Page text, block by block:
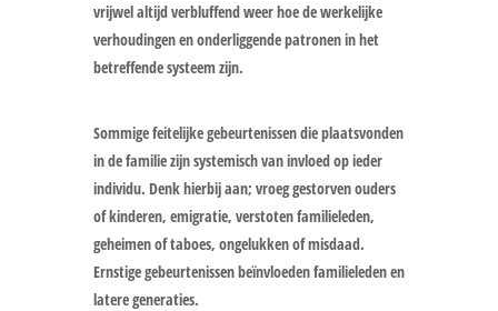
vrijwel altijd verbluffend weer hoe de werkelijke
verhoudingen en onderliggende patronen in het
betreffende systeem zijn.
Sommige feitelijke gebeurtenissen die plaatsvonden
in de familie zijn systemisch van invloed op ieder
individu. Denk hierbij aan; vroeg gestorven ouders
of kinderen, emigratie, verstoten familieleden,
geheimen of taboes, ongelukken of misdaad.
Ernstige gebeurtenissen beïnvloeden familieleden en
latere generaties.